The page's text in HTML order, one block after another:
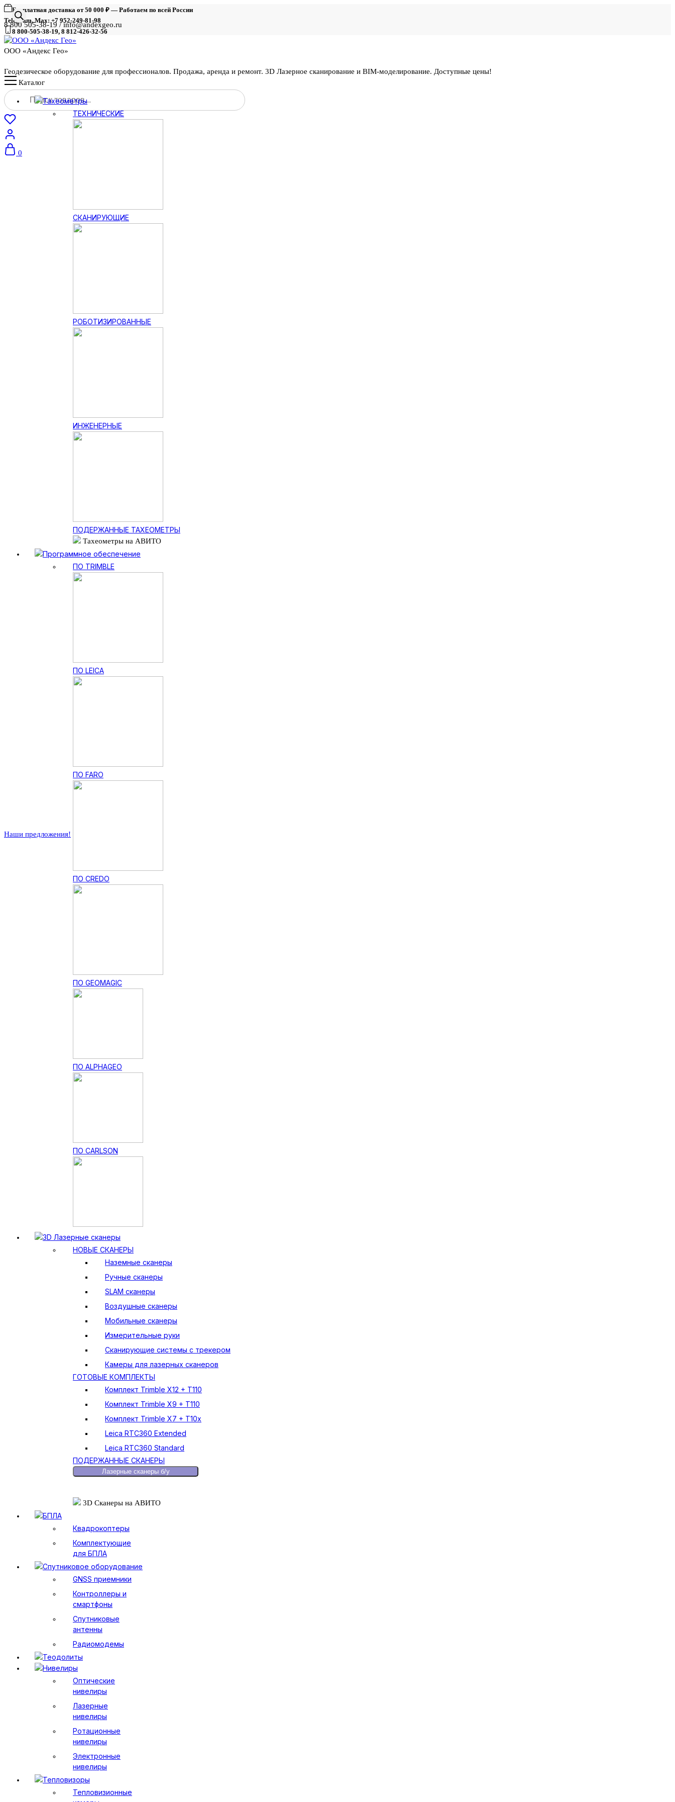
Бесплатная доставка от 50 000 ₽ — Работаем по всей России
Telegram, Max: +7 952-249-81-98
8 800-505-38-19, 8 812-426-32-56
8 800 505-38-19 / info@andexgeo.ru
ООО «Андекс Гео»
Геодезическое оборудование для профессионалов. Продажа, аренда и ремонт. 3D Лазерное сканирование и BIM-моделирование. Доступные цены!
Поиск
товаров
0
Наши предложения!
Каталог
Тахеометры
ТЕХНИЧЕСКИЕ
СКАНИРУЮЩИЕ
РОБОТИЗИРОВАННЫЕ
ИНЖЕНЕРНЫЕ
ПОДЕРЖАННЫЕ ТАХЕОМЕТРЫ
Тахеометры на АВИТО
Программное обеспечение
ПО TRIMBLE
ПО LEICA
ПО FARO
ПО CREDO
ПО GEOMAGIC
ПО ALPHAGEO
ПО CARLSON
3D Лазерные сканеры
НОВЫЕ СКАНЕРЫ
Наземные сканеры
Ручные сканеры
SLAM сканеры
Воздушные сканеры
Мобильные сканеры
Измерительные руки
Сканирующие системы с трекером
Камеры для лазерных сканеров
ГОТОВЫЕ КОМПЛЕКТЫ
Комплект Trimble X12 + T110
Комплект Trimble X9 + T110
Комплект Trimble X7 + T10x
Leica RTC360 Extended
Leica RTC360 Standard
ПОДЕРЖАННЫЕ СКАНЕРЫ
Лазерные сканеры б/у
3D Сканеры на АВИТО
БПЛА
Квадрокоптеры
Комплектующие
для БПЛА
Спутниковое оборудование
GNSS приемники
Контроллеры и
смартфоны
Спутниковые
антенны
Радиомодемы
Теодолиты
Нивелиры
Оптические
нивелиры
Лазерные
нивелиры
Ротационные
нивелиры
Электронные
нивелиры
Тепловизоры
Тепловизионные